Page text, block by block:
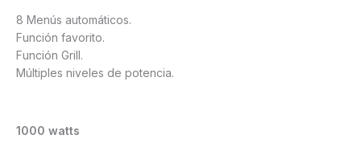
8 Menús automáticos.
Función favorito.
Función Grill.
Múltiples niveles de potencia.
1000 watts